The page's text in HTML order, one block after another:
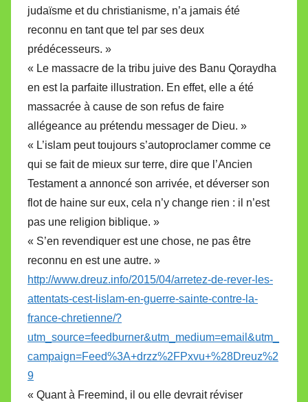
judaïsme et du christianisme, n’a jamais été
reconnu en tant que tel par ses deux
prédécesseurs. »
« Le massacre de la tribu juive des Banu Qoraydha
en est la parfaite illustration. En effet, elle a été
massacrée à cause de son refus de faire
allégeance au prétendu messager de Dieu. »
« L’islam peut toujours s’autoproclamer comme ce
qui se fait de mieux sur terre, dire que l’Ancien
Testament a annoncé son arrivée, et déverser son
flot de haine sur eux, cela n’y change rien : il n’est
pas une religion biblique. »
« S’en revendiquer est une chose, ne pas être
reconnu en est une autre. »
http://www.dreuz.info/2015/04/arretez-de-rever-les-
attentats-cest-lislam-en-guerre-sainte-contre-la-
france-chretienne/?
utm_source=feedburner&utm_medium=email&utm_
campaign=Feed%3A+drzz%2FPxvu+%28Dreuz%2
9
« Quant à Freemind, il ou elle devrait réviser